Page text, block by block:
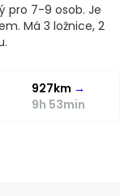
pro 7-9 osob. Je
Má 3 ložnice, 2
927km →
9h 53min